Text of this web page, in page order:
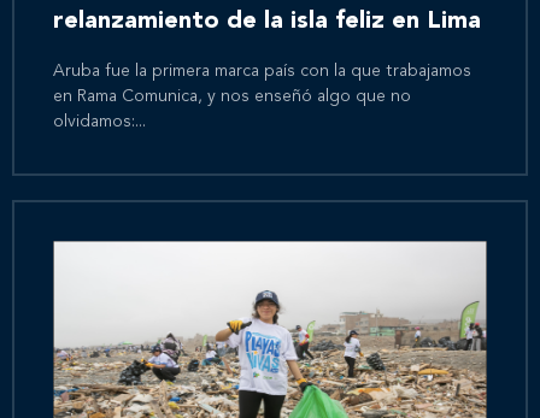
relanzamiento de la isla feliz en Lima
Aruba fue la primera marca país con la que trabajamos
en Rama Comunica, y nos enseñó algo que no
olvidamos:...